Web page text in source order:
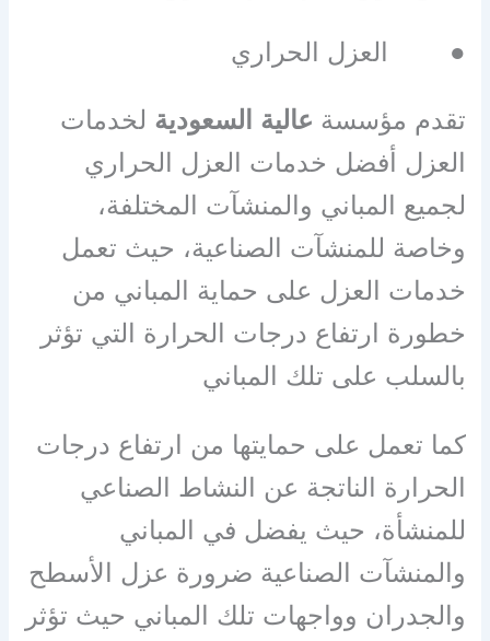
● العزل الحراري
تقدم مؤسسة عالية السعودية لخدمات
العزل أفضل خدمات العزل الحراري
لجميع المباني والمنشآت المختلفة،
وخاصة للمنشآت الصناعية، حيث تعمل
خدمات العزل على حماية المباني من
خطورة ارتفاع درجات الحرارة التي تؤثر
بالسلب على تلك المباني
كما تعمل على حمايتها من ارتفاع درجات
الحرارة الناتجة عن النشاط الصناعي
للمنشأة، حيث يفضل في المباني
والمنشآت الصناعية ضرورة عزل الأسطح
والجدران وواجهات تلك المباني حيث تؤثر